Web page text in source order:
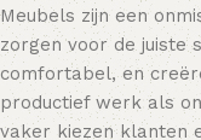
Meubels zijn een
zorgen voor de juiste
comfortabel, en
productief werk als
vaker kiezen klanten